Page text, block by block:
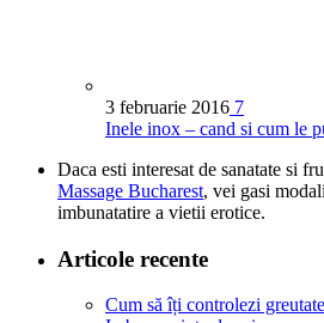
3 februarie 2016 7
Inele inox – cand si cum le
Daca esti interesat de sanatate si
Massage Bucharest, vei gasi
imbunatatire a vietii erotice.
Articole recente
Cum să îți controlezi